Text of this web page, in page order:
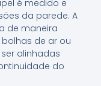
é medido e
da parede. A
de maneira
de ar ou
alinhadas
do